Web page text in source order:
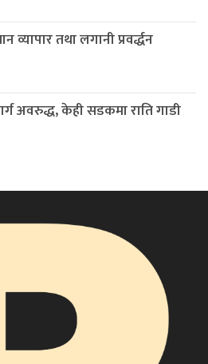
तथा लगानी प्रवर्द्धन
अवरुद्ध, केही सडकमा राति गाडी